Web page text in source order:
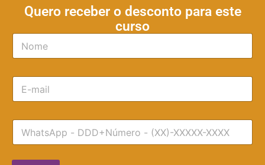
Quero receber o desconto para este
curso
N
m
E
m
T
l
e